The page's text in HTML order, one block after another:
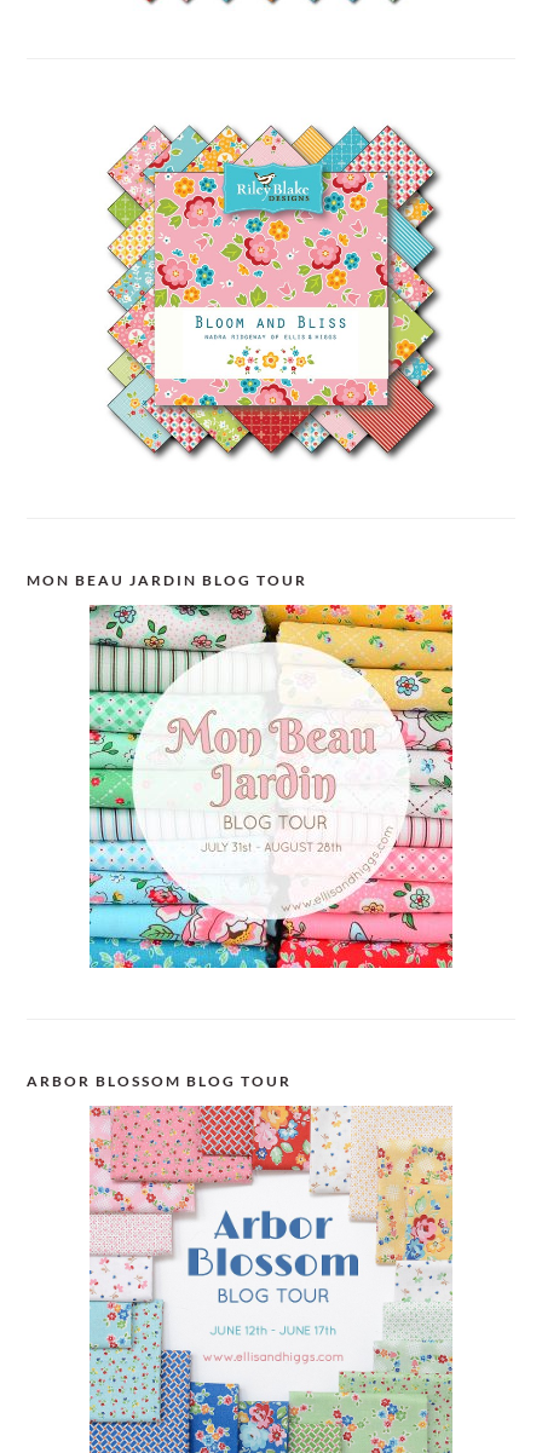
MON BEAU JARDIN BLOG TOUR
ARBOR BLOSSOM BLOG TOUR